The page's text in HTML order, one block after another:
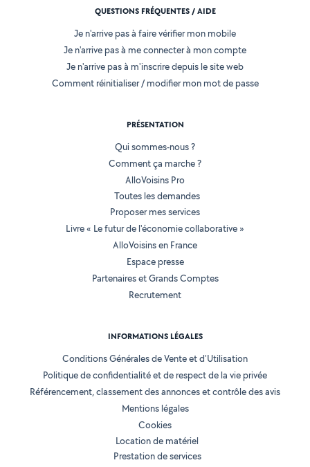
QUESTIONS FRÉQUENTES / AIDE
Je n'arrive pas à faire vérifier mon mobile
Je n'arrive pas à me connecter à mon compte
Je n'arrive pas à m'inscrire depuis le site web
Comment réinitialiser / modifier mon mot de passe
PRÉSENTATION
Qui sommes-nous ?
Comment ça marche ?
AlloVoisins Pro
Toutes les demandes
Proposer mes services
Livre « Le futur de l'économie collaborative »
AlloVoisins en France
Espace presse
Partenaires et Grands Comptes
Recrutement
INFORMATIONS LÉGALES
Conditions Générales de Vente et d'Utilisation
Politique de confidentialité et de respect de la vie privée
Référencement, classement des annonces et contrôle des avis
Mentions légales
Cookies
Location de matériel
Prestation de services